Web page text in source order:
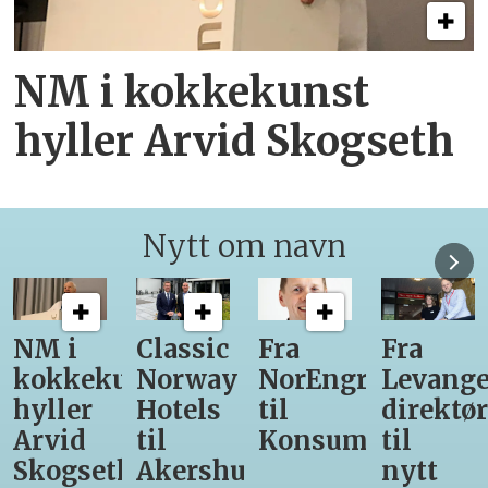
NM i kokkekunst
hyller Arvid Skogseth
Nytt om navn
Classic
Norway
Hotels
til
Akershus
Fra
NorEngros
til
Konsumgruppen
Fra
Levanger-
direktør
til
12
får
være
med